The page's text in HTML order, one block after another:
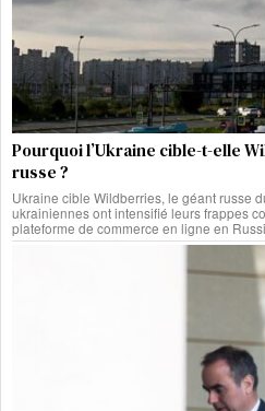
Pourquoi l’Ukraine cible-t-elle
russe ?
Ukraine cible Wildberries, le géant russe
ukrainiennes ont intensifié leurs frappes
plateforme de commerce en ligne en